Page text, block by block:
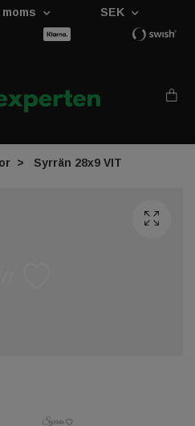
SEK
Syrrän 28x9 VIT